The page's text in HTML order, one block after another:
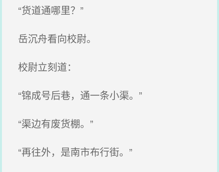
“货道通哪里？”
岳沉舟看向校尉。
校尉立刻道：
“锦成号后巷，通一条小渠。”
“渠边有废货棚。”
“再往外，是南市布行街。”